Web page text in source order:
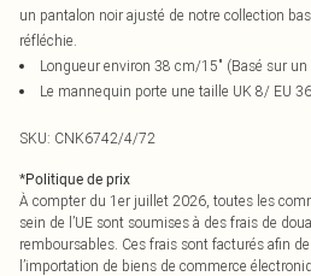
un pantalon noir ajusté de notre collection
réfléchie.
Longueur environ 38 cm/15" (Basé sur
Le mannequin porte une taille UK 8/ EU
SKU: CNK6742/4/72
*Politique de prix
À compter du 1er juillet 2026, toutes les
sein de l’UE sont soumises à des frais de
remboursables. Ces frais sont facturés afin
l’importation de biens de commerce